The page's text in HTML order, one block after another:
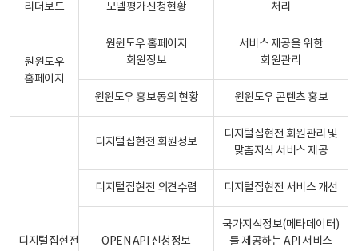
리더보드
모델평가신청현황
처리
원윈도우
홈페이지
원윈도우 홈페이지
회원정보
서비스 제공을 위한
회원관리
원윈도우 홍보동의 현황 원윈도우 콘텐츠 홍보
디지털집현전
디지털집현전 회원정보
디지털집현전 회원관리 및
맞춤지식 서비스 제공
디지털집현전 의견수렴 디지털집현전 서비스 개선
OPEN API 신청정보
국가지식정보(메타데이터)
를 제공하는 API 서비스